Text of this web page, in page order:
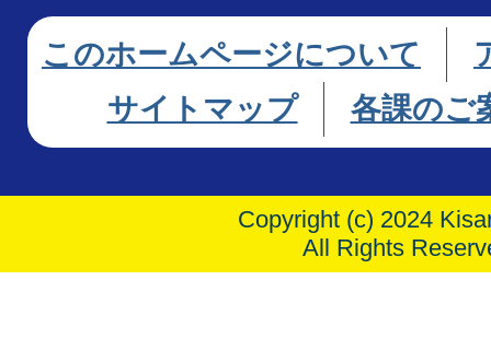
このホームページについて
サイトマップ
各課のご
Copyright (c) 2024
All Rights